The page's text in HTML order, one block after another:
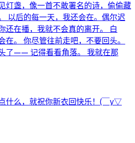
灯盏，像一首不敢署名的诗，偷偷藏
以后的每一天，我还会在。偶尔迟
还在播，我就不会真的离开。 白
在。 你尽管往前走吧，不要回头。
了—— 记得看看角落。 我就在那
什么，就祝你新衣回快乐！(￣y▽